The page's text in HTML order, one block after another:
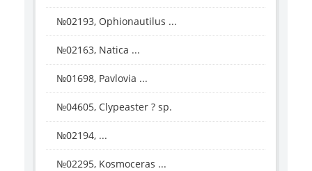
№02193, Ophionautilus ...
№02163, Natica ...
№01698, Pavlovia ...
№04605, Clypeaster ? sp.
№02194, ...
№02295, Kosmoceras ...